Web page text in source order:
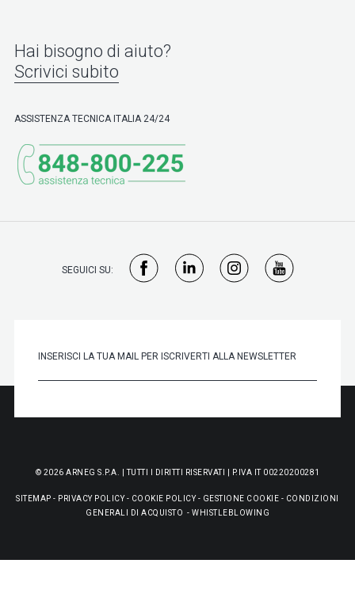
Hai bisogno di aiuto?
Scrivici subito
ASSISTENZA TECNICA ITALIA 24/24
SEGUICI SU:
© 2026 ARNEG S.P.A. | TUTTI I DIRITTI RISERVATI | P.IVA IT 00220200281
SITEMAP - PRIVACY POLICY- COOKIE POLICY- GESTIONE COOKIE - CONDIZIONI
GENERALI DI ACQUISTO - WHISTLEBLOWING